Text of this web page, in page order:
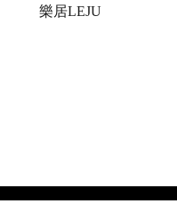
樂居LEJU